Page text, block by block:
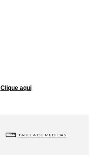
Clique aqui
TABELA DE MEDIDAS